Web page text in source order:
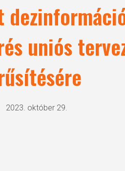
uniós
2023. október 29.